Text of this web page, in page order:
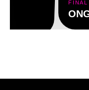
FINAL